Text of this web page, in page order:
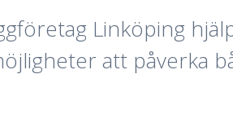
Linköping
att påverka